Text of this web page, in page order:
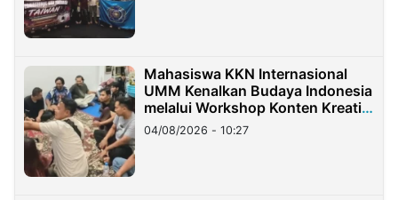
Mahasiswa KKN Internasional
UMM Kenalkan Budaya Indonesia
melalui Workshop Konten Kreatif
di Taiwan
04/08/2026 - 10:27